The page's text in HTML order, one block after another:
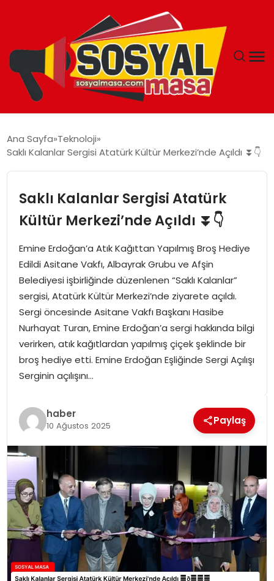
GÜNCEL
TEKNOLOJI
GÜNDEM
MAGAZIN
Ana Sayfa Teknoloji
Saklı Kalanlar Sergisi Atatürk Kültür Merkezi’nde Açıldı ⏬👇
Saklı Kalanlar Sergisi Atatürk
Kültür Merkezi’nde Açıldı ⏬👇
Emine Erdoğan’a Atık Kağıttan Yapılmış Broş Hediye
Edildi Asitane Vakfı, Albayrak Grubu ve Afşin
Belediyesi işbirliğinde düzenlenen “Saklı Kalanlar”
sergisi, Atatürk Kültür Merkezi’nde ziyarete açıldı.
Sergi öncesinde Asitane Vakfı Başkanı Hasibe
Nurhayat Turan, Emine Erdoğan’a sergi hakkında bilgi
verirken, atık kağıtlardan yapılmış çiçek şeklinde bir
broş hediye etti. Emine Erdoğan Eşliğinde Sergi Açılışı
Serginin açılışını…
haber
10 Ağustos 2025 Paylaş